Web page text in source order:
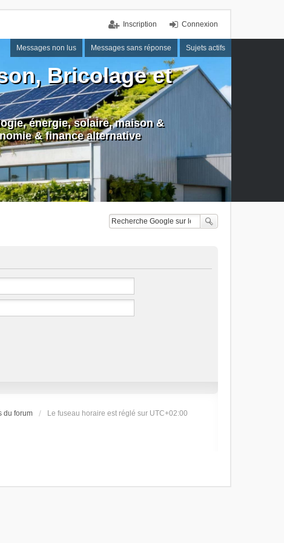
Connexion
Inscription
Messages non lus Messages sans réponse Sujets actifs
Bricolage et
énergie, solaire, maison &
& finance alternative
du forum Le fuseau horaire est réglé sur UTC+02:00